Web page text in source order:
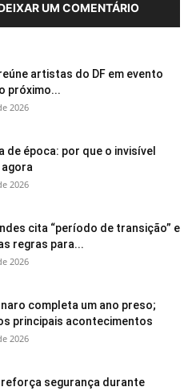
UM COMENTÁRIO
artistas do DF em evento
próximo...
2026
de época: por que o invisível
agora
2026
cita “período de transição” e
regras para...
2026
completa um ano preso;
principais acontecimentos
2026
reforça segurança durante